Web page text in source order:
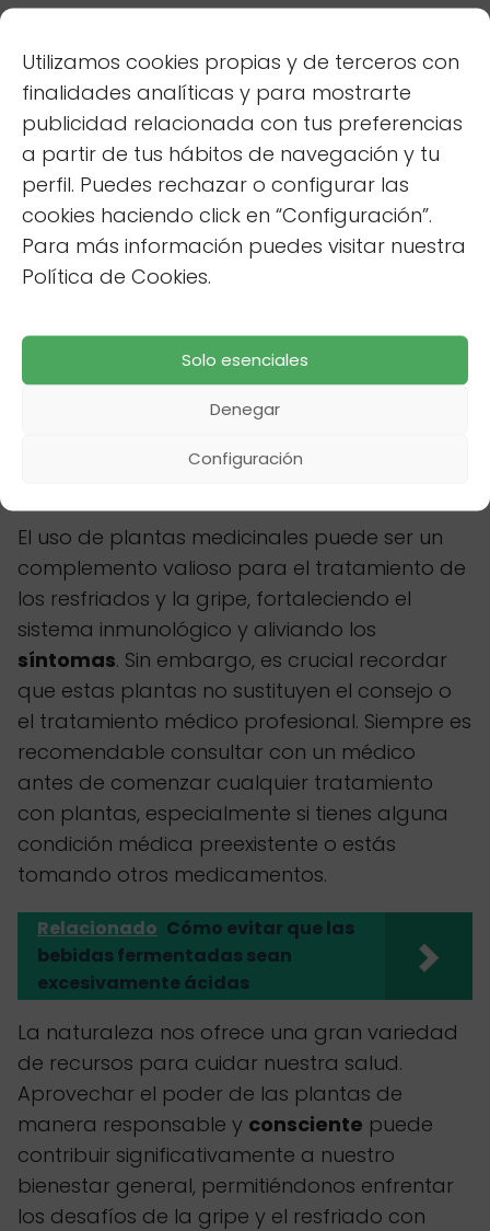
Utilizamos cookies propias y de terceros con
finalidades analíticas y para mostrarte
publicidad relacionada con tus preferencias
a partir de tus hábitos de navegación y tu
perfil. Puedes rechazar o configurar las
cookies haciendo click en “Configuración”.
Para más información puedes visitar nuestra
Política de Cookies.
Solo esenciales
Denegar
Configuración
Puedes incorporar el ajo a tu dieta de
sopas, guisos o ensaladas. También puedes
preparar una infusión de ajo, aunque su
sabor puede ser bastanteintenso . Para
suavizar el sabor, combina el ajo con miel y
limón.
El ajo puede tener efectos anticoagulantes,
por lo que es importante tener
anticoagulantes o si vas a someterte a una
cirugía. El consumo excesivo de ajo también
puede causar problemas digestivos.
El uso de plantas medicinales puede ser un
complemento valioso para el tratamiento de
los resfriados y la gripe, fortaleciendo el
sistema inmunológico y aliviando los
síntomas. Sin embargo, es crucial recordar
que estas plantas no sustituyen el consejo o
el tratamiento médico profesional. Siempre es
recomendable consultar con un médico
antes de comenzar cualquier tratamiento
con plantas, especialmente si tienes alguna
condición médica preexistente o estás
tomando otros medicamentos.
Relacionado Cómo evitar que las
bebidas fermentadas sean
excesivamente ácidas
La naturaleza nos ofrece una gran variedad
de recursos para cuidar nuestra salud.
Aprovechar el poder de las plantas de
manera responsable y consciente puede
contribuir significativamente a nuestro
bienestar general, permitiéndonos enfrentar
los desafíos de la gripe y el resfriado con